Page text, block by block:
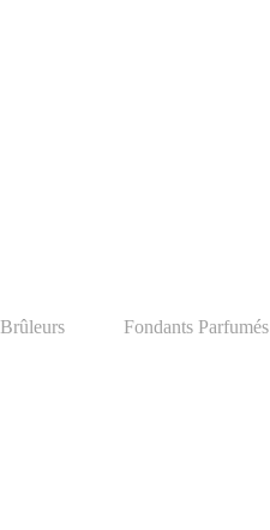
Brûleurs Fondants Parfumés